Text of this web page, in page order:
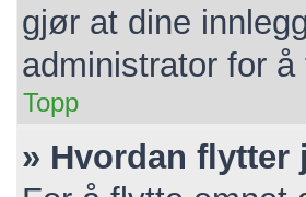
gjør at dine
administrator for
Topp
» Hvordan flytter